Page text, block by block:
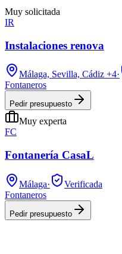
Muy solicitada
IR
Instalaciones renova
Málaga, Sevilla, Cádiz +4·
Fontaneros
Pedir presupuesto
Muy experta
FC
Fontanería CasaL
Málaga·
Verificada
Fontaneros
Pedir presupuesto